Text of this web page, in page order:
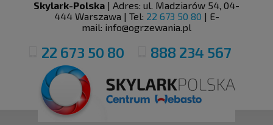
Skylark-Polska | Adres: ul. Madziarów 54, 04-
444 Warszawa | Tel: 22 673 50 80 | E-
mail: info@ogrzewania.pl
22 673 50 80 888 234 567